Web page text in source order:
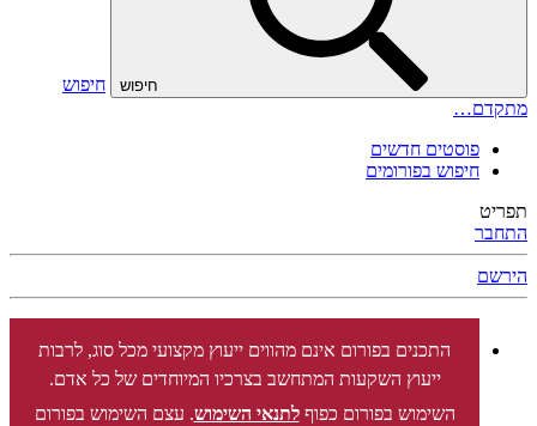
חיפוש
חיפוש
מתקדם…
פוסטים חדשים
חיפוש בפורומים
תפריט
התחבר
הירשם
התכנים בפורום אינם מהווים ייעוץ מקצועי מכל סוג, לרבות
ייעוץ השקעות המתחשב בצרכיו המיוחדים של כל אדם.
השימוש בפורום כפוףלתנאי השימוש. עצם השימוש בפורום